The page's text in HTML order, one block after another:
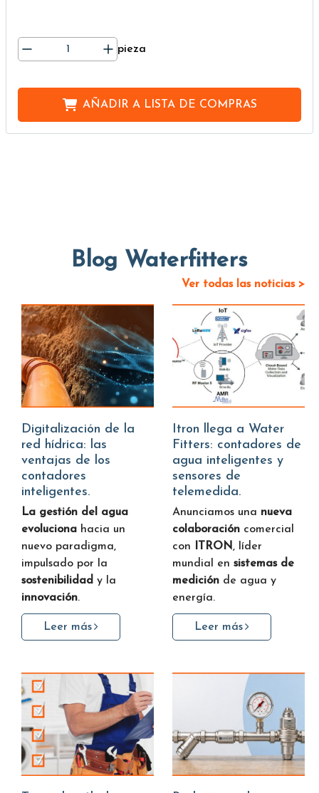
pieza
AÑADIR ALISTA DE COMPRAS
Blog Waterfitters
Ver todas las noticias >
Digitalización de la
red hídrica: las
ventajas de los
contadores
inteligentes.
La gestión del agua
evoluciona hacia un
nuevo paradigma,
impulsado por la
sostenibilidad y la
innovación.
Leer más
Itron llega a Water
Fitters: contadores de
agua inteligentes y
sensores de
telemedida.
Anunciamos una nueva
colaboración comercial
con
ITRON, líder
mundial en sistemas de
medición de agua y
energía.
Leer más